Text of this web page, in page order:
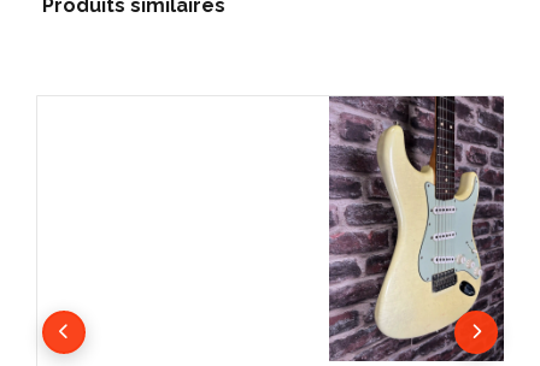
Produits similaires